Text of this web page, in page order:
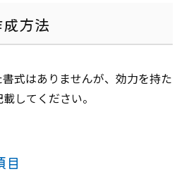
方法
式はありませんが、効力を持た
してください。
目